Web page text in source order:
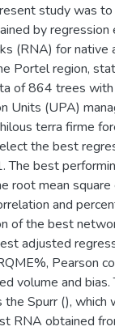
study was to
by regression
(RNA) for native
Portel region,
of 864 trees
Units (UPA)
terra firme
the best
The best
root mean
and
of the best
adjusted
Pearson
volume and bias.
Spurr (), which
RNA obtained